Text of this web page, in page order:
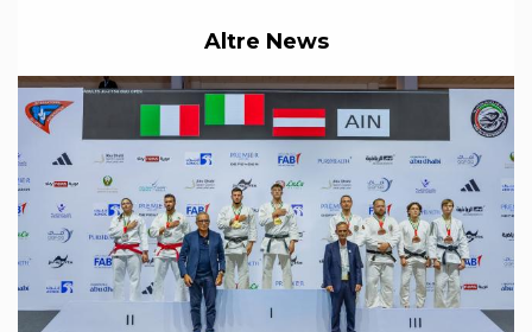
Edutraining class - Didattica infantile
Corso dirigenti sportivi
Corso Direttore di Gara
Abilitazioni
Sportello Fiscale
News
Modulistica
FAQ
Quesiti fiscali
Sostenibilità
Documenti
Altre News